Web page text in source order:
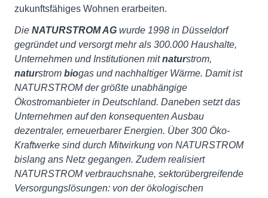
zukunftsfähiges Wohnen erarbeiten.
Die NATURSTROM AG wurde 1998 in Düsseldorf
gegründet und versorgt mehr als 300.000 Haushalte,
Unternehmen und Institutionen mitnaturstrom,
naturstrom biogas und nachhaltiger Wärme. Damit ist
NATURSTROM der größte unabhängige
Ökostromanbieter in Deutschland. Daneben setzt das
Unternehmen auf den konsequenten Ausbau
dezentraler, erneuerbarer Energien. Über 300 Öko-
Kraftwerke sind durch Mitwirkung von NATURSTROM
bislang ans Netz gegangen. Zudem realisiert
NATURSTROM verbrauchsnahe, sektorübergreifende
Versorgungslösungen: von der ökologischen